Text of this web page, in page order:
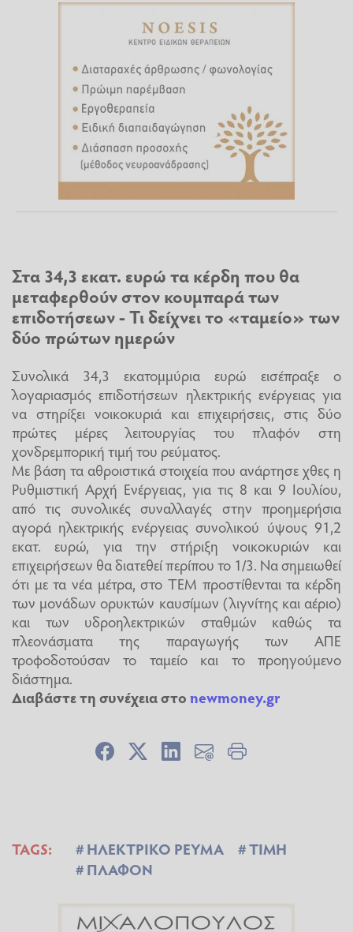
Στα 34,3 εκατ. ευρώ τα κέρδη που θα
μεταφερθούν στον κουμπαρά των
επιδοτήσεων - Τι δείχνει το «ταμείο» των
δύο πρώτων ημερών
Συνολικά 34,3 εκατομμύρια ευρώ εισέπραξε ο
λογαριασμός επιδοτήσεων ηλεκτρικής ενέργειας για
να στηρίξει νοικοκυριά και επιχειρήσεις, στις δύο
πρώτες μέρες λειτουργίας του πλαφόν στη
χονδρεμπορική τιμή του ρεύματος.
Με βάση τα αθροιστικά στοιχεία που ανάρτησε χθες η
Ρυθμιστική Αρχή Ενέργειας, για τις 8 και 9 Ιουλίου,
από τις συνολικές συναλλαγές στην προημερήσια
αγορά ηλεκτρικής ενέργειας συνολικού ύψους 91,2
εκατ. ευρώ, για την στήριξη νοικοκυριών και
επιχειρήσεων θα διατεθεί περίπου το 1/3. Να σημειωθεί
ότι με τα νέα μέτρα, στο ΤΕΜ προστίθενται τα κέρδη
των μονάδων ορυκτών καυσίμων (λιγνίτης και αέριο)
και των υδροηλεκτρικών σταθμών καθώς τα
πλεονάσματα της παραγωγής των ΑΠΕ
τροφοδοτούσαν το ταμείο και το προηγούμενο
διάστημα.
Διαβάστε τη συνέχεια στοnewmoney.gr
TAGS: ΗΛΕΚΤΡΙΚΟ ΡΕΥΜΑ
ΤΙΜΗ
ΠΛΑΦΟΝ